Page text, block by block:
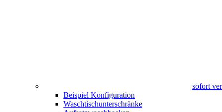
sofort
Beispiel Konfiguration
Waschtischunterschränke